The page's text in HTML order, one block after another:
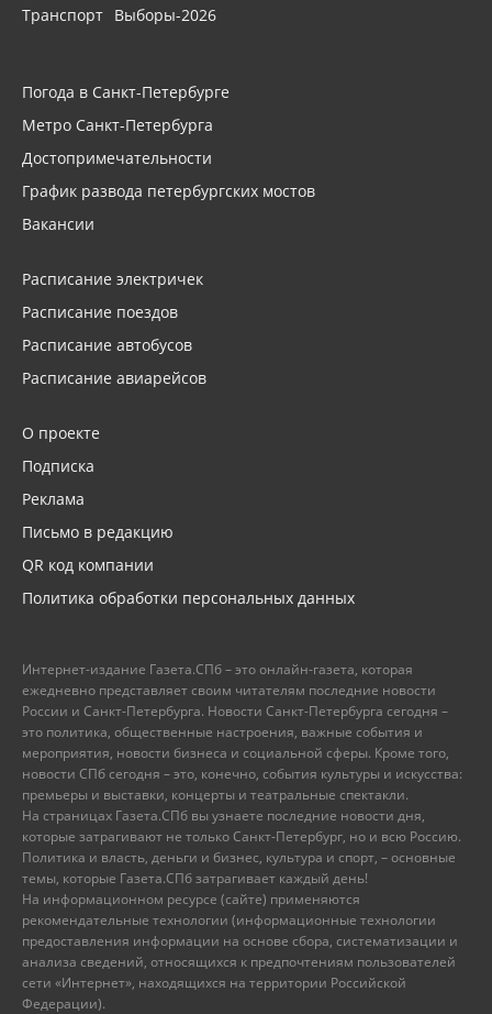
Транспорт Выборы-2026
Погода в Санкт-Петербурге
Метро Санкт-Петербурга
Достопримечательности
График развода петербургских мостов
Вакансии
Расписание электричек
Расписание поездов
Расписание автобусов
Расписание авиарейсов
О проекте
Подписка
Реклама
Письмо в редакцию
QR код компании
Политика обработки персональных данных
Интернет-издание Газета.СПб – это онлайн-газета, которая
ежедневно представляет своим читателям последние новости
России и Санкт-Петербурга. Новости Санкт-Петербурга сегодня –
это политика, общественные настроения, важные события и
мероприятия, новости бизнеса и социальной сферы. Кроме того,
новости СПб сегодня – это, конечно, события культуры и искусства:
премьеры и выставки, концерты и театральные спектакли.
На страницах Газета.СПб вы узнаете последние новости дня,
которые затрагивают не только Санкт-Петербург, но и всю Россию.
Политика и власть, деньги и бизнес, культура и спорт, – основные
темы, которые Газета.СПб затрагивает каждый день!
На информационном ресурсе (сайте) применяются
рекомендательные технологии (информационные технологии
предоставления информации на основе сбора, систематизации и
анализа сведений, относящихся к предпочтениям пользователей
сети «Интернет», находящихся на территории Российской
Федерации).